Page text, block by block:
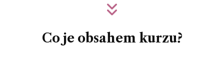
Co je obsahem kurzu?